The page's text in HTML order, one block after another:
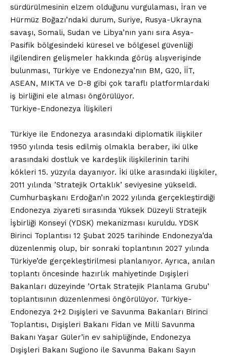
sürdürülmesinin elzem olduğunu vurgulaması, İran ve
Hürmüz Boğazı’ndaki durum, Suriye, Rusya-Ukrayna
savaşı, Somali, Sudan ve Libya’nın yanı sıra Asya-
Pasifik bölgesindeki küresel ve bölgesel güvenliği
ilgilendiren gelişmeler hakkında görüş alışverişinde
bulunması, Türkiye ve Endonezya’nın BM, G20, İİT,
ASEAN, MIKTA ve D-8 gibi çok taraflı platformlardaki
iş birliğini ele alması öngörülüyor.
Türkiye-Endonezya İlişkileri
Türkiye ile Endonezya arasındaki diplomatik ilişkiler
1950 yılında tesis edilmiş olmakla beraber, iki ülke
arasındaki dostluk ve kardeşlik ilişkilerinin tarihi
kökleri 15. yüzyıla dayanıyor. İki ülke arasındaki ilişkiler,
2011 yılında ’Stratejik Ortaklık’ seviyesine yükseldi.
Cumhurbaşkanı Erdoğan’ın 2022 yılında gerçekleştirdiği
Endonezya ziyareti sırasında Yüksek Düzeyli Stratejik
İşbirliği Konseyi (YDSK) mekanizması kuruldu. YDSK
Birinci Toplantısı 12 Şubat 2025 tarihinde Endonezya’da
düzenlenmiş olup, bir sonraki toplantının 2027 yılında
Türkiye’de gerçekleştirilmesi planlanıyor. Ayrıca, anılan
toplantı öncesinde hazırlık mahiyetinde Dışişleri
Bakanları düzeyinde ’Ortak Stratejik Planlama Grubu’
toplantısının düzenlenmesi öngörülüyor. Türkiye-
Endonezya 2+2 Dışişleri ve Savunma Bakanları Birinci
Toplantısı, Dışişleri Bakanı Fidan ve Milli Savunma
Bakanı Yaşar Güler’in ev sahipliğinde, Endonezya
Dışişleri Bakanı Sugiono ile Savunma Bakanı Sayın